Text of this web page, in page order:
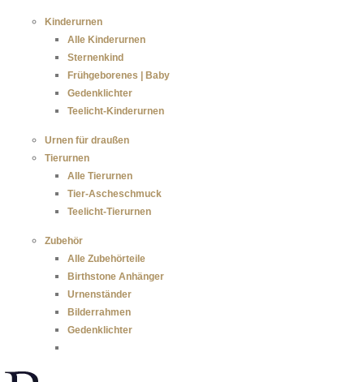
Kinderurnen
Alle Kinderurnen
Sternenkind
Frühgeborenes | Baby
Gedenklichter
Teelicht-Kinderurnen
Urnen für draußen
Tierurnen
Alle Tierurnen
Tier-Ascheschmuck
Teelicht-Tierurnen
Zubehör
Alle Zubehörteile
Birthstone Anhänger
Urnenständer
Bilderrahmen
Gedenklichter